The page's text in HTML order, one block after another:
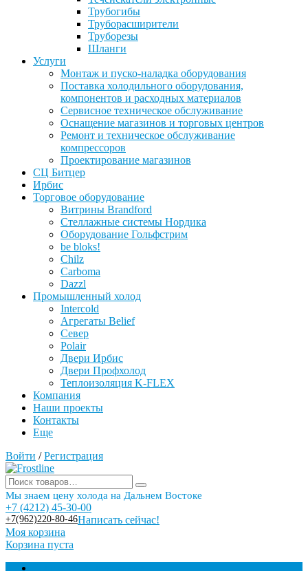
Трубогибы
Труборасширители
Труборезы
Шланги
Услуги
Монтаж и пуско-наладка оборудования
Поставка холодильного оборудования,
компонентов и расходных материалов
Сервисное техническое обслуживание
Оснащение магазинов и торговых центров
Ремонт и техническое обслуживание
компрессоров
Проектирование магазинов
СЦ Битцер
Ирбис
Торговое оборудование
Витрины Brandford
Стеллажные системы Нордика
Оборудование Гольфстрим
be bloks!
Chilz
Carboma
Dazzl
Промышленный холод
Intercold
Агрегаты Belief
Север
Polair
Двери Ирбис
Двери Профхолод
Теплоизоляция K-FLEX
Компания
Наши проекты
Контакты
Еще
Войти / Регистрация
Мы знаем цену холода на Дальнем Востоке
+7 (4212) 45-30-00
+7(962)220-80-46Написать сейчас!
Моя корзина
Корзина пуста